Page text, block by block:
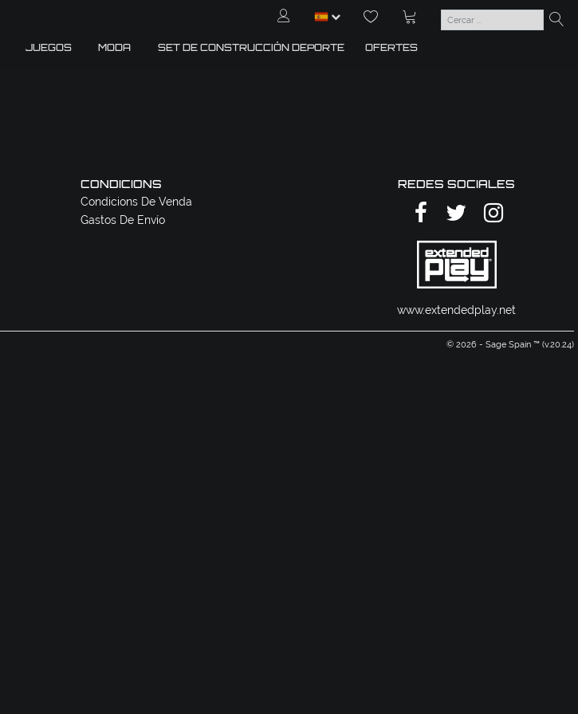
JUEGOS MODA SET DE CONSTRUCCIÓN DEPORTE OFERTES
CONDICIONS
Condicions De Venda
Gastos De Envío
REDES SOCIALES
www.extendedplay.net
© 2026 - Sage Spain ™ (v.20.24)